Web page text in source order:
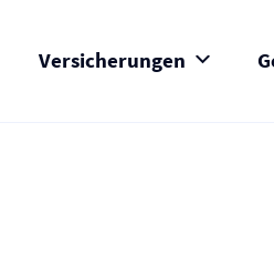
Versicherungen